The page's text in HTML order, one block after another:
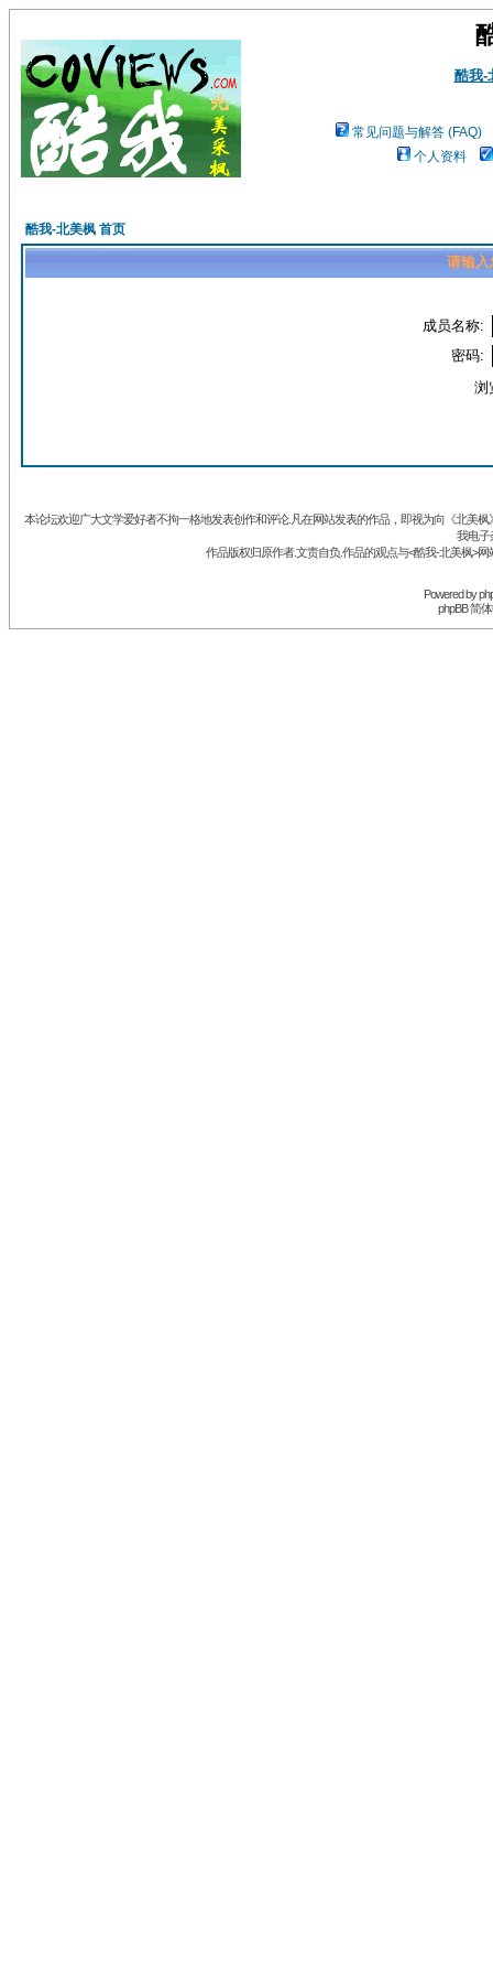
酷我-
常见问题与解答 (FAQ)
个人资料
酷我-北美枫 首页
请输入
成员名称:
密码:
浏
本论坛欢迎广大文学爱好者不拘一格地发表创作和评论.凡在网站发表的作品，即视为向《北美
我电子
作品版权归原作者.文责自负.作品的观点与<酷我-北美枫>
Powered by
phpBB 简